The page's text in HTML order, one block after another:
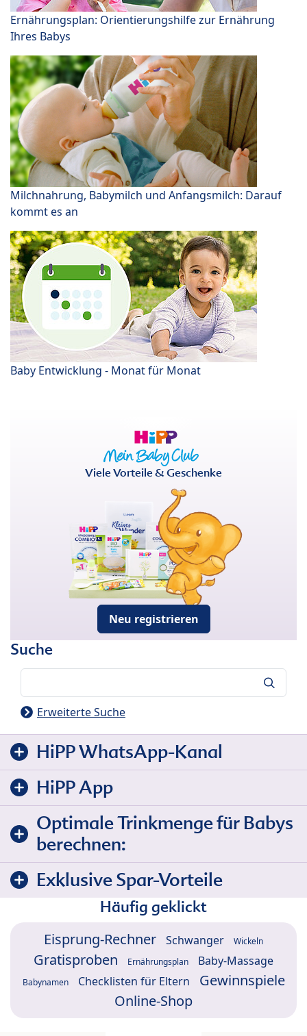
Ernährungsplan: Orientierungshilfe zur Ernährung
Ihres Babys
Milchnahrung, Babymilch und Anfangsmilch: Darauf
kommt es an
Baby Entwicklung - Monat für Monat
Viele Vorteile & Geschenke
Neu registrieren
Suche
Erweiterte Suche
HiPP WhatsApp-Kanal
HiPP App
Optimale Trinkmenge für Babys
berechnen:
Exklusive Spar-Vorteile
Häufig geklickt
Eisprung-Rechner Schwanger Wickeln
Gratisproben Ernährungsplan Baby-Massage
Babynamen Checklisten für Eltern
Gewinnspiele
Online-Shop